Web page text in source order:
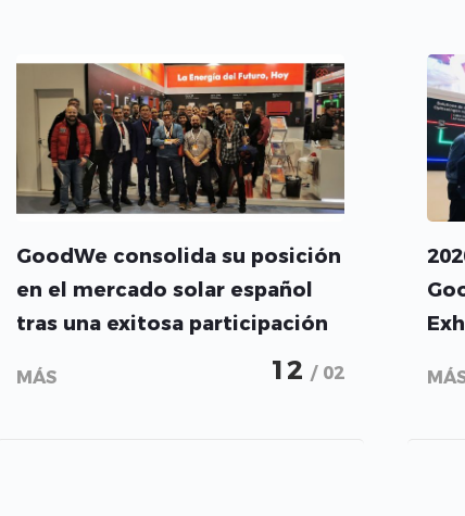
GoodWe consolida su posición
en el mercado solar español
tras una exitosa participación
MÁS 12 / 02